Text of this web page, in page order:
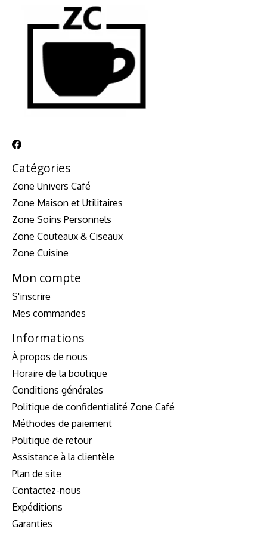
Catégories
Zone Univers Café
Zone Maison et Utilitaires
Zone Soins Personnels
Zone Couteaux & Ciseaux
Zone Cuisine
Mon compte
S'inscrire
Mes commandes
Informations
À propos de nous
Horaire de la boutique
Conditions générales
Politique de confidentialité Zone Café
Méthodes de paiement
Politique de retour
Assistance à la clientèle
Plan de site
Contactez-nous
Expéditions
Garanties